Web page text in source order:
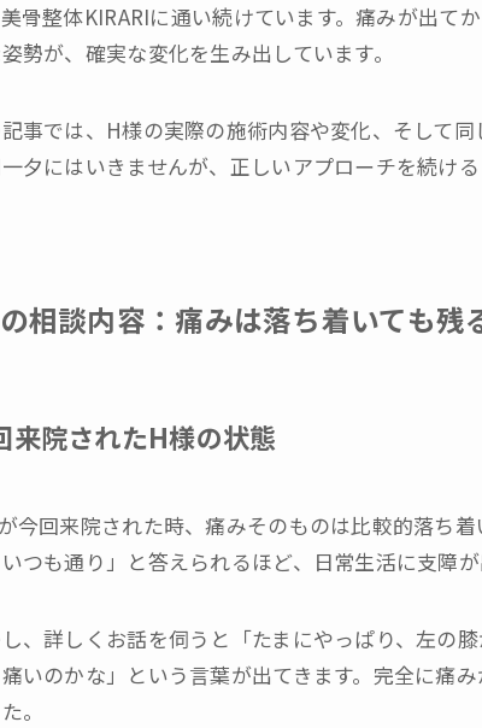
骨整体KIRARIに通い続けています。痛みが出て
勢が、確実な変化を生み出しています。
事では、H様の実際の施術内容や変化、そして
夕にはいきませんが、正しいアプローチを続け
相談内容：痛みは落ち着いても残
来院されたH様の状態
今回来院された時、痛みそのものは比較的落ち
つも通り」と答えられるほど、日常生活に支障
し、詳しくお話を伺うと「たまにやっぱり、左の
いのかな」という言葉が出てきます。完全に痛
。